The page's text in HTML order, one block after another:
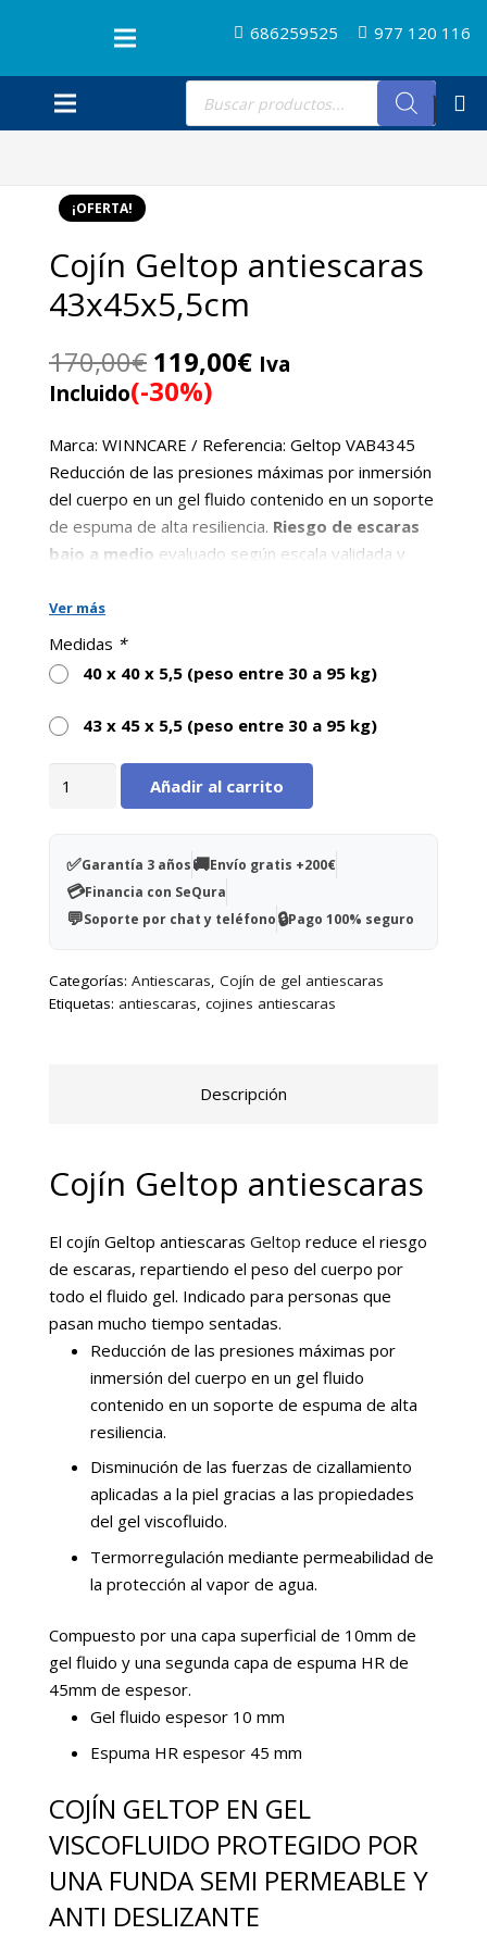
686259525 977 120 116
Búsqueda
productos
¡OFERTA!
Cojín Geltop antiescaras
43x45x5,5cm
170,00€ El
precio
original
era:
170,00€.
119,00€El
es:
119,00€.
Iva
Incluido(-30%)
Marca: WINNCARE / Referencia: Geltop VAB4345
Reducción de las presiones máximas por inmersión
del cuerpo en un gel fluido contenido en un soporte
de espuma de alta resiliencia. Riesgo de escaras
bajo a medio evaluado según escala validada y
Eficacia
cizallamiento aplicadas a la piel gracias a las
cojín.
gel fluido y una segunda capa de espuma HR de
45mm de espesor.
Espuma HR espesor 45 mm
GELTOP 40 x 40 x 5,5 cm para asiento de silla
o sillón de 40/42 cm de ancho y 40/42 cm de
GELTOP 43 x 45 x 5,5 cm para asiento de silla
Ver más
Medidas *
40 x 40 x 5,5 (peso entre 30 a 95 kg)
43 x 45 x 5,5 (peso entre 30 a 95 kg)
43x45x5,5cm
cantidad
Añadir al carrito
✅Garantía 3 años🚚Envío gratis +200€
💳Financia con SeQura
💬Soporte por chat y teléfono🔒Pago 100% seguro
Categorías: Antiescaras Cojín de gel antiescaras
Etiquetas: antiescaras cojines antiescaras
Descripción
Cojín Geltop antiescaras
El cojín Geltop antiescaras Geltop reduce el riesgo
de escaras, repartiendo el peso del cuerpo por
todo el fluido gel. Indicado para personas que
pasan mucho tiempo sentadas.
Reducción de las presiones máximas por
inmersión del cuerpo en un gel fluido
contenido en un soporte de espuma de alta
resiliencia.
Disminución de las fuerzas de cizallamiento
aplicadas a la piel gracias a las propiedades
del gel viscofluido.
Termorregulación mediante permeabilidad de
la protección al vapor de agua.
Compuesto por una capa superficial de 10mm de
gel fluido y una segunda capa de espuma HR de
45mm de espesor.
Gel fluido espesor 10 mm
Espuma HR espesor 45 mm
COJÍN GELTOP EN GEL
VISCOFLUIDO PROTEGIDO POR
UNA FUNDA SEMI PERMEABLE Y
ANTI DESLIZANTE